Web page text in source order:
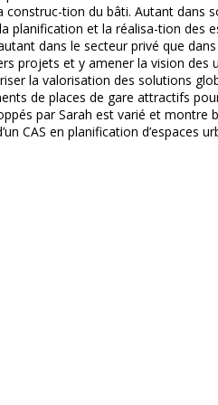
tion du bâti. Autant
planification et la réalisa-tion
dans le secteur privé que
projets et y amener la vision
la valorisation des solutions
de places de gare attractifs
par Sarah est varié et montre